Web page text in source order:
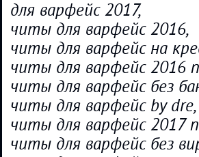
для варфейс 2017,
читы для варфейс 2016,
читы для варфейс на
читы для варфейс 2016
читы для варфейс без
читы для варфейс by dre,
читы для варфейс 2017
читы для варфейс без